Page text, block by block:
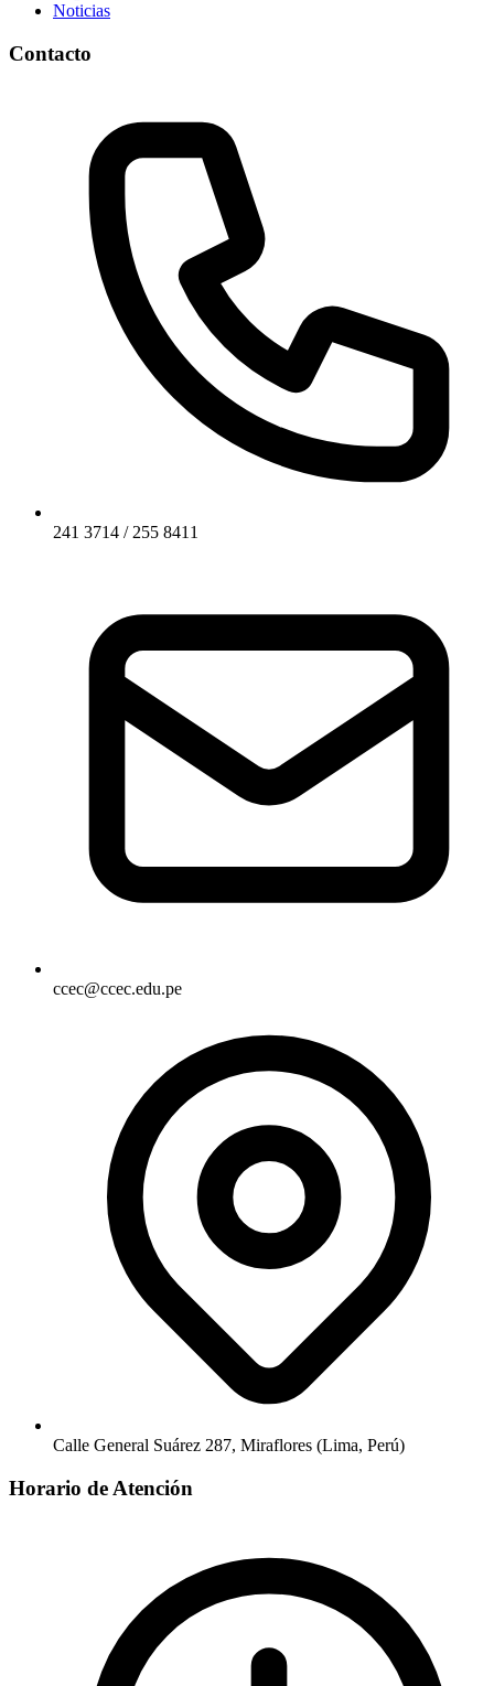
Noticias
Contacto
241 3714 / 255 8411
ccec@ccec.edu.pe
Calle General Suárez 287, Miraflores (Lima, Perú)
Horario de Atención